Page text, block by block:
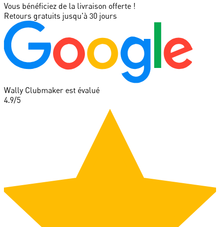
Vous bénéficiez de la livraison offerte !
Retours gratuits jusqu'à 30 jours
Wally Clubmaker est évalué
4.9/5